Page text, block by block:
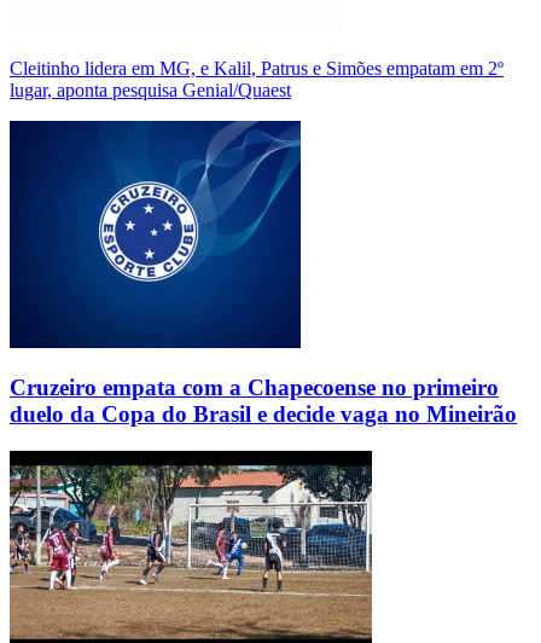
Cleitinho lidera em MG, e Kalil, Patrus e Simões empatam em 2º
lugar, aponta pesquisa Genial/Quaest
Cruzeiro empata com a Chapecoense no primeiro
duelo da Copa do Brasil e decide vaga no Mineirão